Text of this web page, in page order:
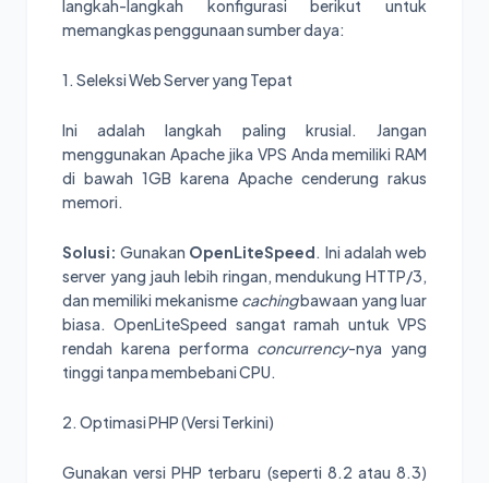
langkah-langkah konfigurasi berikut untuk
memangkas penggunaan sumber daya:
1. Seleksi Web Server yang Tepat
Ini adalah langkah paling krusial. Jangan
menggunakan Apache jika VPS Anda memiliki RAM
di bawah 1GB karena Apache cenderung rakus
memori.
Solusi: Gunakan OpenLiteSpeed. Ini adalah web
server yang jauh lebih ringan, mendukung HTTP/3,
dan memiliki mekanisme cachingbawaan yang luar
biasa. OpenLiteSpeed sangat ramah untuk VPS
rendah karena performa concurrency-nya yang
tinggi tanpa membebani CPU.
2. Optimasi PHP (Versi Terkini)
Gunakan versi PHP terbaru (seperti 8.2 atau 8.3)